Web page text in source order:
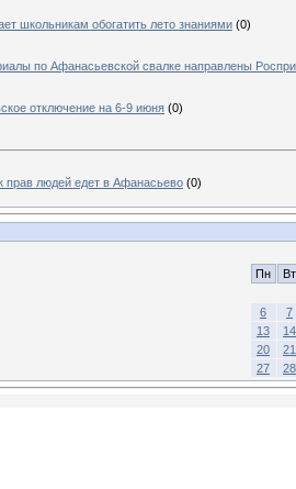
школьникам обогатить лето знаниями (0)
по Афанасьевской свалке направлены
отключение на 6-9 июня (0)
прав людей едет в Афанасьево (0)
Пн Вт
6
7
13
14
20
21
27
28